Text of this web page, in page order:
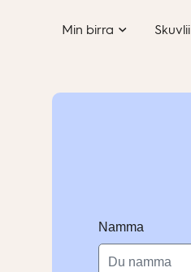
Min birra Skuvlii
Namma